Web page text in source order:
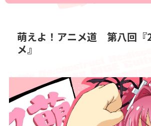
萌えよ！アニメ道 第八回『
メ』